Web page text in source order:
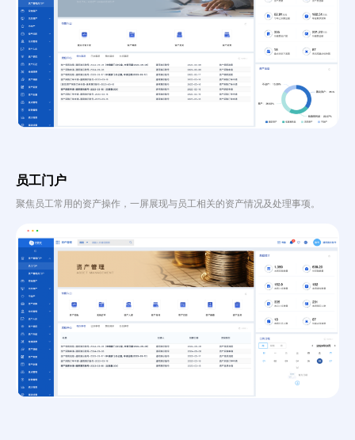
员工门户
聚焦员工常用的资产操作，一屏展现与员工相关的资产情况及处理事项。